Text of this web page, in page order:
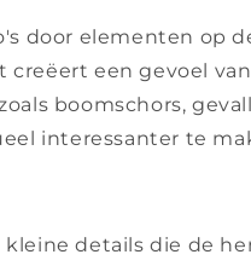
door elementen op
creëert een gevoel
boomschors,
interessanter te
details die de